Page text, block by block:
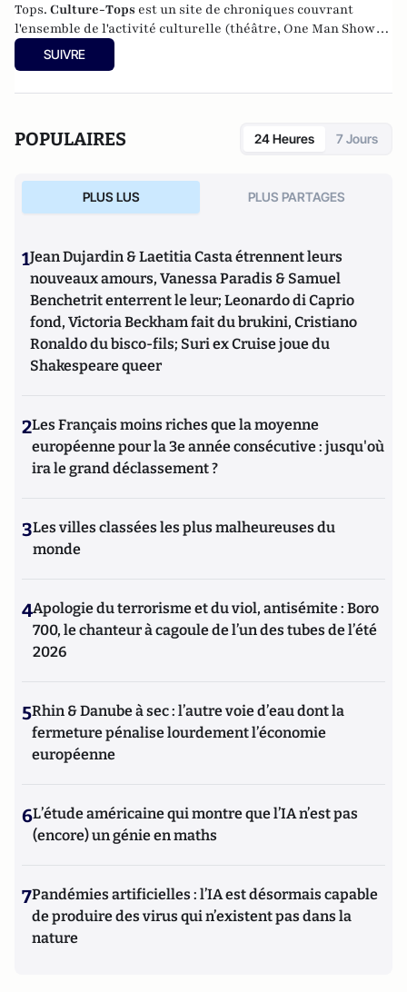
Tops. Culture-Tops est un site de chroniques couvrant
l'ensemble de l'activité culturelle (théâtre, One Man Shows,
opéras, ballets, spectacles divers, cinéma, expos, livres,
etc.).
SUIVRE
POPULAIRES 24 Heures 7 Jours
PLUS LUS PLUS PARTAGES
1Jean Dujardin & Laetitia Casta étrennent leurs
nouveaux amours, Vanessa Paradis & Samuel
Benchetrit enterrent le leur; Leonardo di Caprio
fond, Victoria Beckham fait du brukini, Cristiano
Ronaldo du bisco-fils; Suri ex Cruise joue du
Shakespeare queer
2Les Français moins riches que la moyenne
européenne pour la 3e année consécutive : jusqu'où
ira le grand déclassement ?
3Les villes classées les plus malheureuses du
monde
4Apologie du terrorisme et du viol, antisémite : Boro
700, le chanteur à cagoule de l’un des tubes de l’été
2026
5Rhin & Danube à sec : l’autre voie d’eau dont la
fermeture pénalise lourdement l’économie
européenne
6L’étude américaine qui montre que l’IA n’est pas
(encore) un génie en maths
7Pandémies artificielles : l’IA est désormais capable
de produire des virus qui n’existent pas dans la
nature